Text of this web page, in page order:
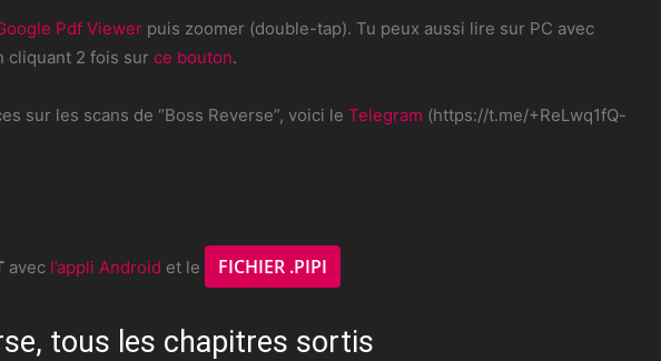
Pdf Viewer puis zoomer (double-tap). Tu peux aussi lire sur PC avec
cliquant 2 fois sur ce bouton.
sur les scans de “Boss Reverse”, voici le Telegram (https://t.me/+ReLwq1fQ-
avec l’appli Android et le FICHIER .PIPI
tous les chapitres sortis